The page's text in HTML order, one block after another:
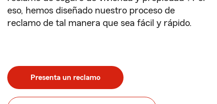
eso, hemos diseñado nuestro proceso de
reclamo de tal manera que sea fácil y rápido.
Presenta un reclamo